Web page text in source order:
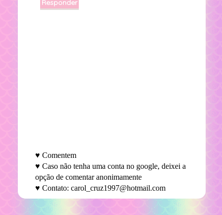
Responder
♥ Comentem
♥ Caso não tenha uma conta no google, deixei a
opção de comentar anonimamente
♥ Contato: carol_cruz1997@hotmail.com